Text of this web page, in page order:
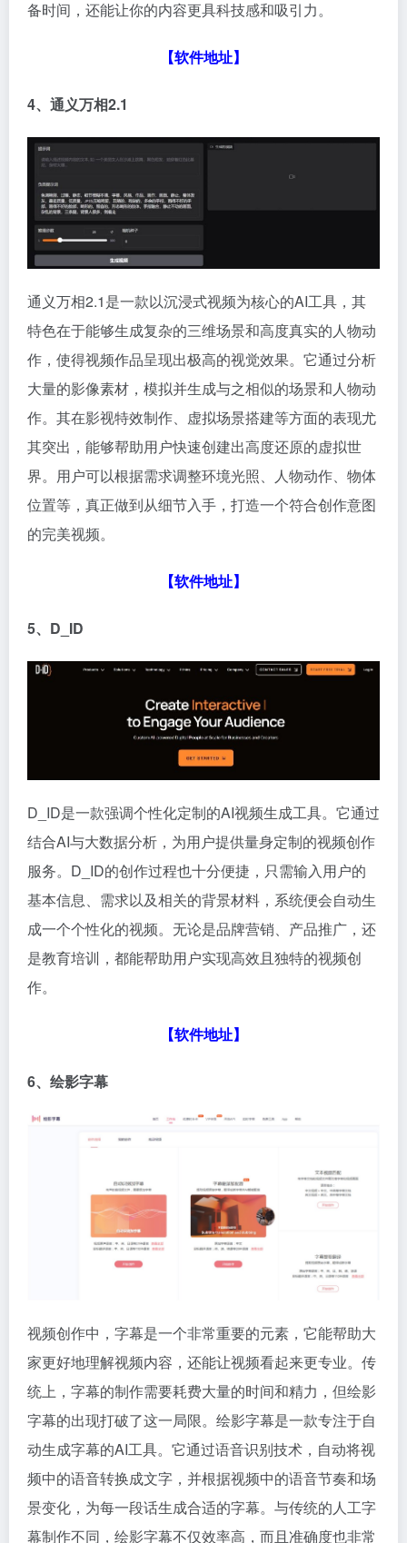
备时间，还能让你的内容更具科技感和吸引力。
【软件地址】
4、通义万相2.1
通义万相2.1是一款以沉浸式视频为核心的AI工具，其
特色在于能够生成复杂的三维场景和高度真实的人物动
作，使得视频作品呈现出极高的视觉效果。它通过分析
大量的影像素材，模拟并生成与之相似的场景和人物动
作。其在影视特效制作、虚拟场景搭建等方面的表现尤
其突出，能够帮助用户快速创建出高度还原的虚拟世
界。用户可以根据需求调整环境光照、人物动作、物体
位置等，真正做到从细节入手，打造一个符合创作意图
的完美视频。
【软件地址】
5、D_ID
D_ID是一款强调个性化定制的AI视频生成工具。它通过
结合AI与大数据分析，为用户提供量身定制的视频创作
服务。D_ID的创作过程也十分便捷，只需输入用户的
基本信息、需求以及相关的背景材料，系统便会自动生
成一个个性化的视频。无论是品牌营销、产品推广，还
是教育培训，都能帮助用户实现高效且独特的视频创
作。
【软件地址】
6、绘影字幕
视频创作中，字幕是一个非常重要的元素，它能帮助大
家更好地理解视频内容，还能让视频看起来更专业。传
统上，字幕的制作需要耗费大量的时间和精力，但绘影
字幕的出现打破了这一局限。绘影字幕是一款专注于自
动生成字幕的AI工具。它通过语音识别技术，自动将视
频中的语音转换成文字，并根据视频中的语音节奏和场
景变化，为每一段话生成合适的字幕。与传统的人工字
幕制作不同，绘影字幕不仅效率高，而且准确度也非常